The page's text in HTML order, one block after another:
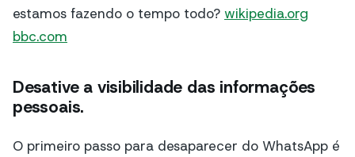
estamos fazendo o tempo todo? wikipedia.org
bbc.com
Desative a visibilidade das informações
pessoais.
O primeiro passo para desaparecer do WhatsApp é